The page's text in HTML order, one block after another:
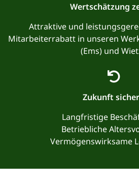
Wertschätzung
Attraktive und
Mitarbeiterrabatt in unseren
(Ems) und
Zukunft
Langfristige
Betriebliche
Vermögenswirksame